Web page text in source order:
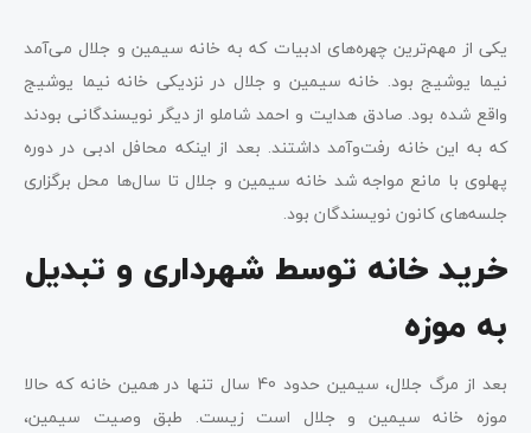
یکی از مهم‌ترین چهره‌های ادبیات که به خانه سیمین و جلال می‌آمد
نیما یوشیج بود. خانه سیمین و جلال در نزدیکی خانه نیما یوشیج
واقع شده بود. صادق هدایت و احمد شاملو از دیگر نویسندگانی بودند
که به این خانه رفت‌وآمد داشتند. بعد از اینکه محافل ادبی در دوره
پهلوی با مانع مواجه شد خانه سیمین و جلال تا سال‌ها محل برگزاری
جلسه‌های کانون نویسندگان بود.
خرید خانه توسط شهرداری و تبدیل
به موزه
بعد از مرگ جلال، سیمین حدود 40 سال تنها در همین خانه که حالا
موزه خانه سیمین و جلال است زیست. طبق وصیت سیمین،